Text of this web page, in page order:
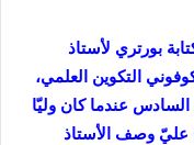
بورتري لأستاذ
التكوين العلمي،
عندما كان وليّا
عليّ وصف الأستاذ